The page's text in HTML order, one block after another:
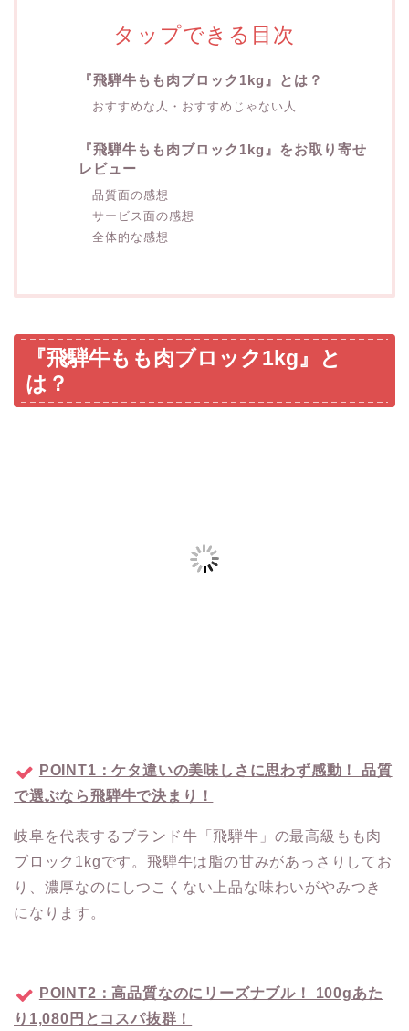
タップできる目次
『飛騨牛もも肉ブロック1kg』とは？
おすすめな人・おすすめじゃない人
『飛騨牛もも肉ブロック1kg』をお取り寄せ
レビュー
品質面の感想
サービス面の感想
全体的な感想
『飛騨牛もも肉ブロック1kg』と
は？
POINT1：ケタ違いの美味しさに思わず感動！ 品質
で選ぶなら飛騨牛で決まり！
岐阜を代表するブランド牛「飛騨牛」の最高級もも肉
ブロック1kgです。飛騨牛は脂の甘みがあっさりしてお
り、濃厚なのにしつこくない上品な味わいがやみつき
になります。
POINT2：高品質なのにリーズナブル！ 100gあた
り1,080円とコスパ抜群！